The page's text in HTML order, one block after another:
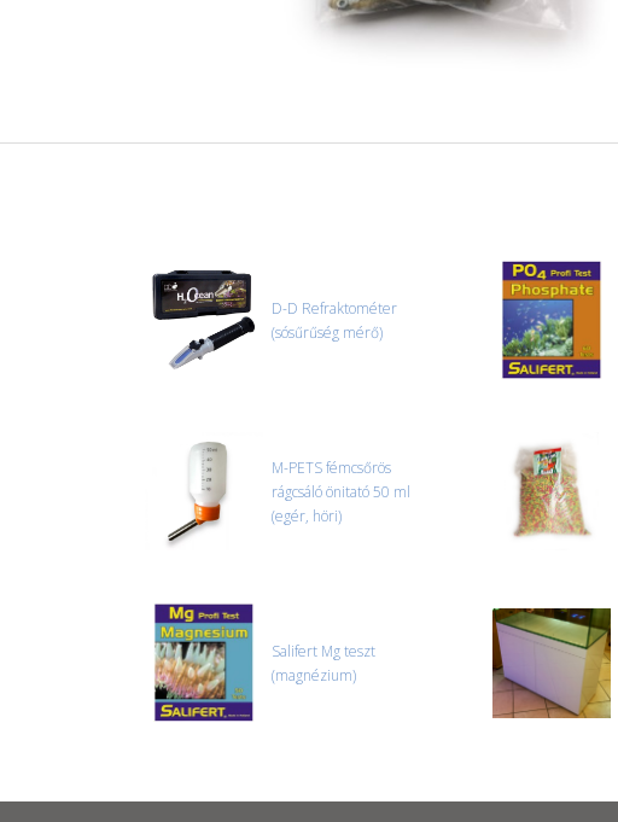
D-D Refraktométer
(sósűrűség mérő)
M-PETS fémcsőrös
rágcsáló önitató 50 ml
(egér, höri)
Salifert Mg teszt
(magnézium)